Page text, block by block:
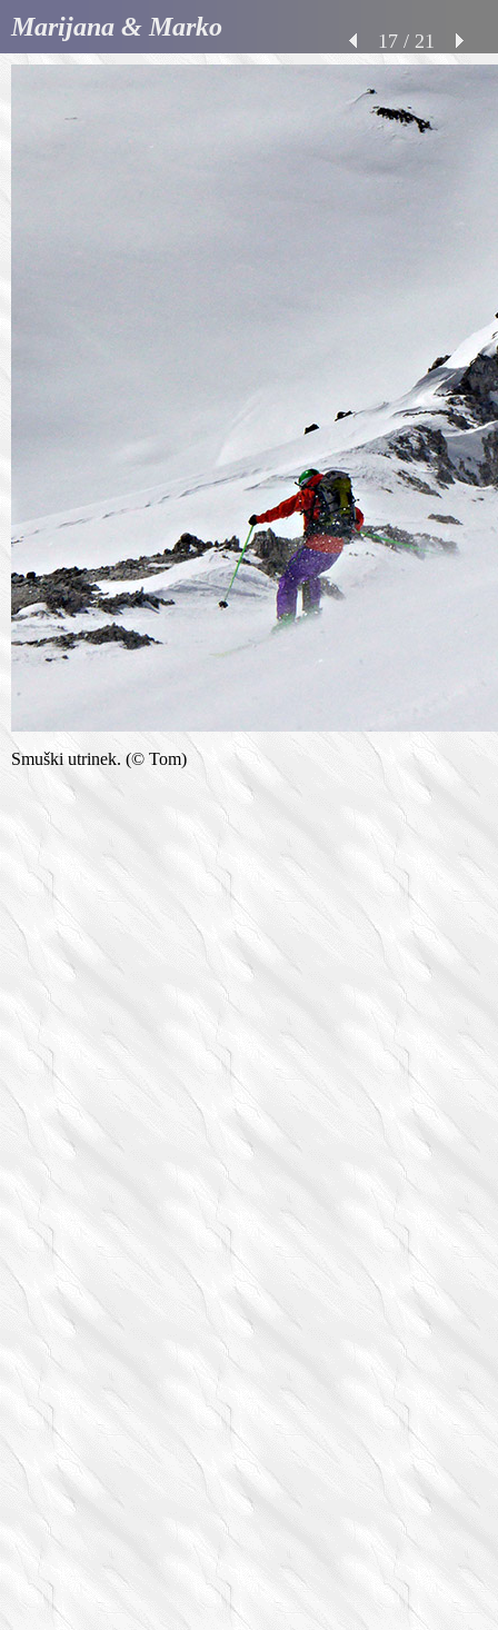
Marijana & Marko 17 / 21
Smuški utrinek. (© Tom)